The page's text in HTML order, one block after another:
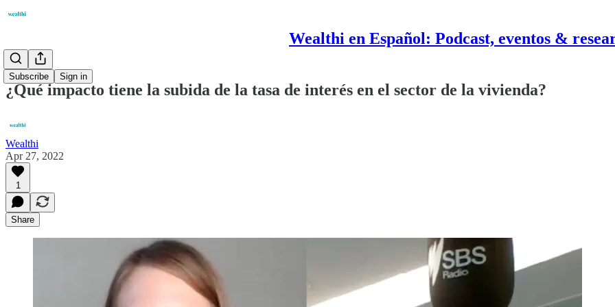
Wealthi en Español: Podcast, eventos &
Subscribe Sign in
Research
¿Qué impacto tiene la subida de la tasa de interés en el sector de la vivienda?
Wealthi
Apr 27, 2022
1
Share